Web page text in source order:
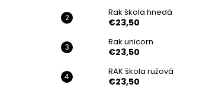
Rak škola hnedá
€23,50
Rak unicorn
€23,50
RAK škola ružová
€23,50